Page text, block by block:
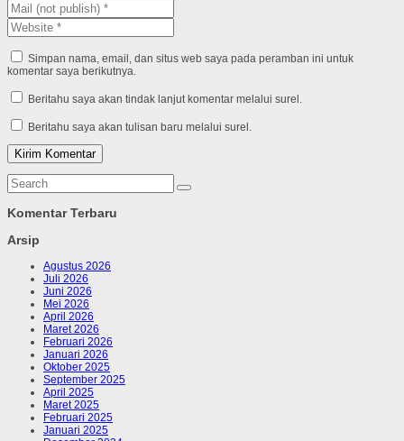
Simpan nama, email, dan situs web saya pada peramban ini untuk
komentar saya berikutnya.
Beritahu saya akan tindak lanjut komentar melalui surel.
Beritahu saya akan tulisan baru melalui surel.
Komentar Terbaru
Arsip
Agustus 2026
Juli 2026
Juni 2026
Mei 2026
April 2026
Maret 2026
Februari 2026
Januari 2026
Oktober 2025
September 2025
April 2025
Maret 2025
Februari 2025
Januari 2025